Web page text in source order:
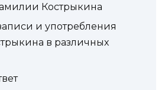
Кострыкина
и употребления
в различных